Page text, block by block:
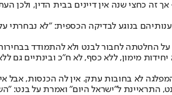
כחצי שנה אין דיינים בבית הדין, ולכן
בנוגע לבדיקה הכספית: "לא
החלטתה לחבור לבנט ולא להתמודד
מימון, ללא כסף, לא ח"כ ובינתיים גם
לא בחובות עתק. אין לה הכנסות, אבל
התראיינת ל"ישראל היום" ואמרת על בנט: